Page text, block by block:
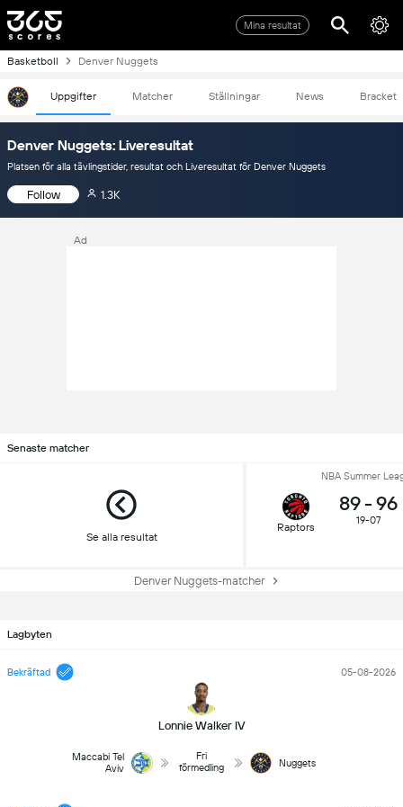
Mina resultat
Basketboll Denver Nuggets
Uppgifter Matcher Ställningar News Bracket
Denver Nuggets: Liveresultat
Platsen för alla tävlingstider, resultat och Liveresultat för Denver Nuggets
Follow 1.3K
Ad
Senaste matcher
Se alla resultat
NBA Summer
Raptors
89- 96
19-07
Denver Nuggets-matcher
Lagbyten
Bekräftad
Lonnie Walker IV
05-08-2026
Maccabi Tel
Aviv
Fri
förmedling
Nuggets